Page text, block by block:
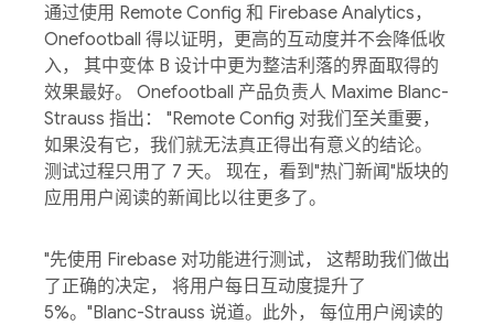
通过使用 Remote Config 和 Firebase Analytics，
Onefootball 得以证明，更高的互动度并不会降低收
入， 其中变体 B 设计中更为整洁利落的界面取得的
效果最好。 Onefootball 产品负责人 Maxime Blanc-
Strauss 指出： "Remote Config 对我们至关重要，
如果没有它，我们就无法真正得出有意义的结论。
测试过程只用了 7 天。 现在，看到"热门新闻"版块的
应用用户阅读的新闻比以往更多了。
"先使用 Firebase 对功能进行测试， 这帮助我们做出
了正确的决定， 将用户每日互动度提升了
5%。"Blanc-Strauss 说道。此外， 每位用户阅读的